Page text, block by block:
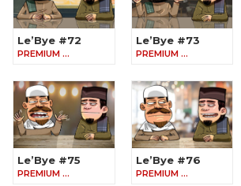
Le’Bye #72
PREMIUM …
Le’Bye #73
PREMIUM …
Le’Bye #75
PREMIUM …
Le’Bye #76
PREMIUM …